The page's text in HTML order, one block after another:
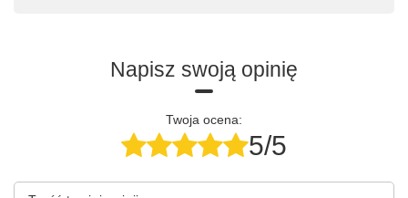
Napisz swoją opinię
Twoja ocena:
5/5